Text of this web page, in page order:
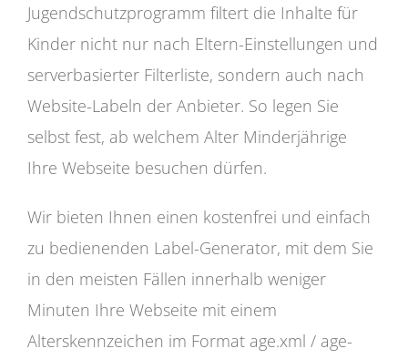
Jugendschutzprogramm filtert die Inhalte für
Kinder nicht nur nach Eltern-Einstellungen und
serverbasierter Filterliste, sondern auch nach
Website-Labeln der Anbieter. So legen Sie
selbst fest, ab welchem Alter Minderjährige
Ihre Webseite besuchen dürfen.
Wir bieten Ihnen einen kostenfrei und einfach
zu bedienenden Label-Generator, mit dem Sie
in den meisten Fällen innerhalb weniger
Minuten Ihre Webseite mit einem
Alterskennzeichen im Format age.xml / age-